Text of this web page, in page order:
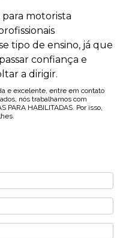
motorista
tipo de ensino, já que
confiança e
a dirigir.
e excelente, entre em contato
nós trabalhamos com
PARA HABILITADAS. Por isso,